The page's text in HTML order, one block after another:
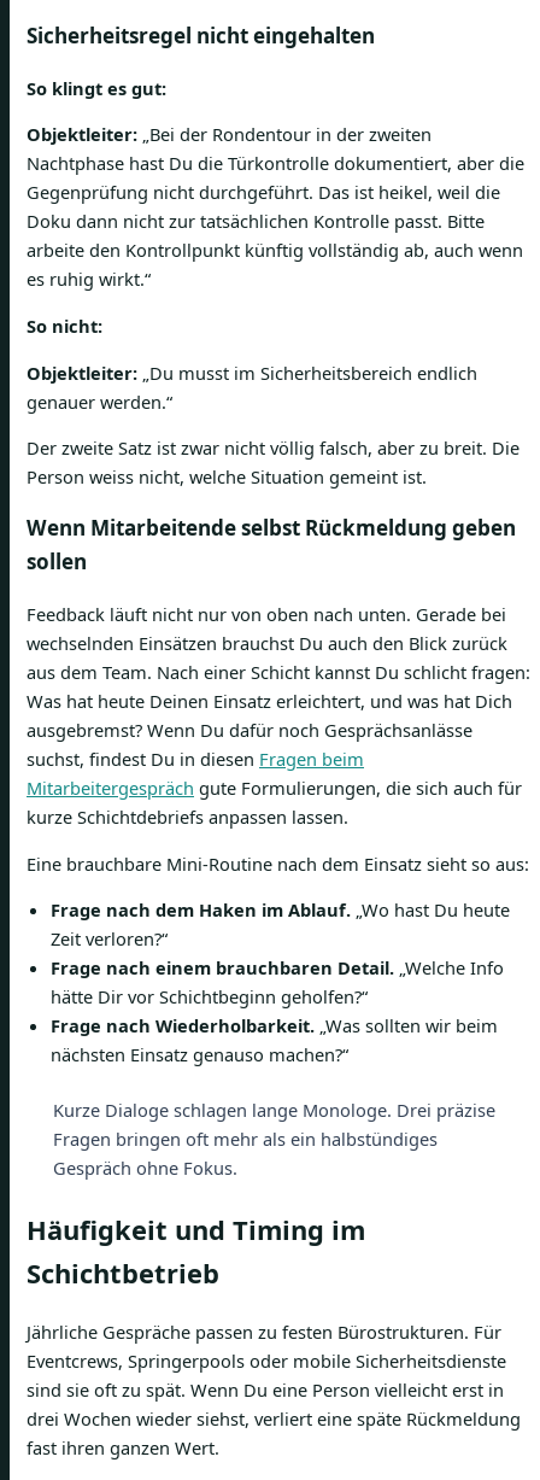
Sicherheitsregel nicht eingehalten
So klingt es gut:
Objektleiter: „Bei der Rondentour in der zweiten
Nachtphase hast Du die Türkontrolle dokumentiert, aber die
Gegenprüfung nicht durchgeführt. Das ist heikel, weil die
Doku dann nicht zur tatsächlichen Kontrolle passt. Bitte
arbeite den Kontrollpunkt künftig vollständig ab, auch wenn
es ruhig wirkt.“
So nicht:
Objektleiter: „Du musst im Sicherheitsbereich endlich
genauer werden.“
Der zweite Satz ist zwar nicht völlig falsch, aber zu breit. Die
Person weiss nicht, welche Situation gemeint ist.
Wenn Mitarbeitende selbst Rückmeldung geben
sollen
Feedback läuft nicht nur von oben nach unten. Gerade bei
wechselnden Einsätzen brauchst Du auch den Blick zurück
aus dem Team. Nach einer Schicht kannst Du schlicht fragen:
Was hat heute Deinen Einsatz erleichtert, und was hat Dich
ausgebremst? Wenn Du dafür noch Gesprächsanlässe
suchst, findest Du in diesen Fragen beim
Mitarbeitergespräch gute Formulierungen, die sich auch für
kurze Schichtdebriefs anpassen lassen.
Eine brauchbare Mini-Routine nach dem Einsatz sieht so aus:
Frage nach dem Haken im Ablauf. „Wo hast Du heute
Zeit verloren?“
Frage nach einem brauchbaren Detail. „Welche Info
hätte Dir vor Schichtbeginn geholfen?“
Frage nach Wiederholbarkeit. „Was sollten wir beim
nächsten Einsatz genauso machen?“
Kurze Dialoge schlagen lange Monologe. Drei präzise
Fragen bringen oft mehr als ein halbstündiges
Gespräch ohne Fokus.
Häufigkeit und Timing im
Schichtbetrieb
Jährliche Gespräche passen zu festen Bürostrukturen. Für
Eventcrews, Springerpools oder mobile Sicherheitsdienste
sind sie oft zu spät. Wenn Du eine Person vielleicht erst in
drei Wochen wieder siehst, verliert eine späte Rückmeldung
fast ihren ganzen Wert.